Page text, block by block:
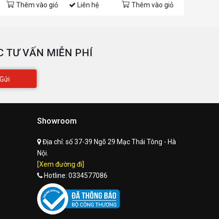
Thêm vào giỏ Liên hệ Thêm vào giỏ
TƯ VẤN MIỄN PHÍ
Gửi
Showroom
Địa chỉ: số 37-39 Ngõ 29 Mạc Thái Tông - Hà
Nội.
[Xem đường đi]
Hotline: 0334577086